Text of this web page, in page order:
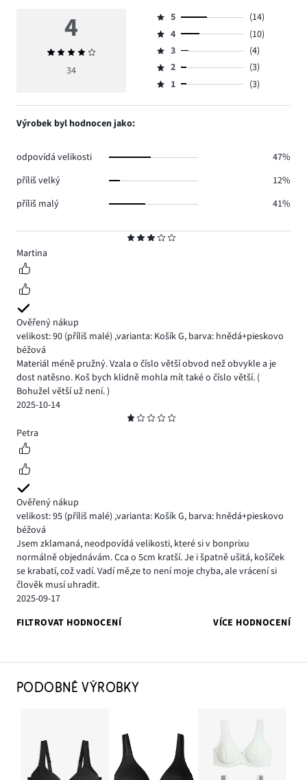
3
Martina
Ověřený nákup
velikost: 90 (příliš malé) ,varianta: Košík G, barva: hnědá+pieskovo
béžová
Materiál méně pružný. Vzala o číslo větší obvod než obvykle a je
dost natěsno. Koš bych klidně mohla mít také o číslo větší. (
Bohužel větší už není. )
2025-10-14
1
Petra
Ověřený nákup
velikost: 95 (příliš malé) ,varianta: Košík G, barva: hnědá+pieskovo
béžová
Jsem zklamaná, neodpovídá velikosti, které si v bonprixu
normálně objednávám. Cca o 5cm kratší. Je i špatně ušitá, košíček
se krabatí, což vadí. Vadí mě,ze to není moje chyba, ale vrácení si
člověk musí uhradit.
2025-09-17
FILTROVAT HODNOCENÍ
VÍCE HODNOCENÍ
4
Průměrné
hodnocení
34
Hodnocení
5,
počet
hlasů
14.
5
(14)
Hodnocení
4,
počet
hlasů
4
(10)
Hodnocení
3,
počet
3
(4)
Hodnocení
2,
2
(3)
Hodnocení
1,
1 (3)
Výrobek byl hodnocen jako:
odpovídá velikosti
47%
příliš velký
12%
příliš malý
41%
PODOBNÉ VÝROBKY